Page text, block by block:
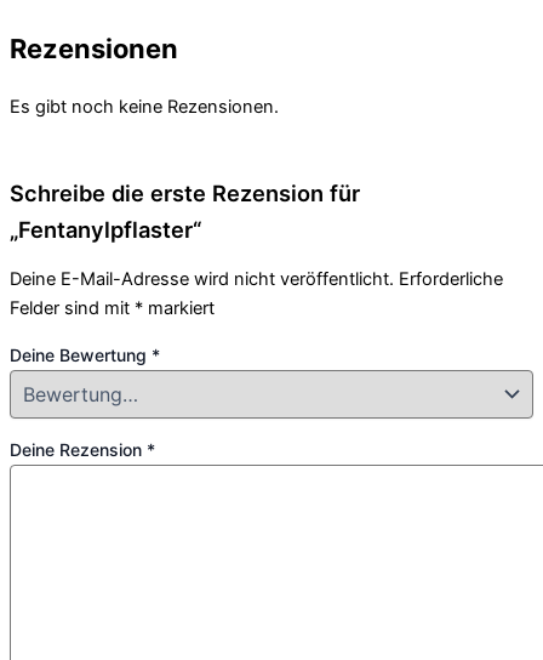
Rezensionen
Es gibt noch keine Rezensionen.
Schreibe die erste Rezension für
„Fentanylpflaster“
Deine E-Mail-Adresse wird nicht veröffentlicht. Erforderliche
Felder sind mit * markiert
Deine Bewertung *
Deine Rezension *